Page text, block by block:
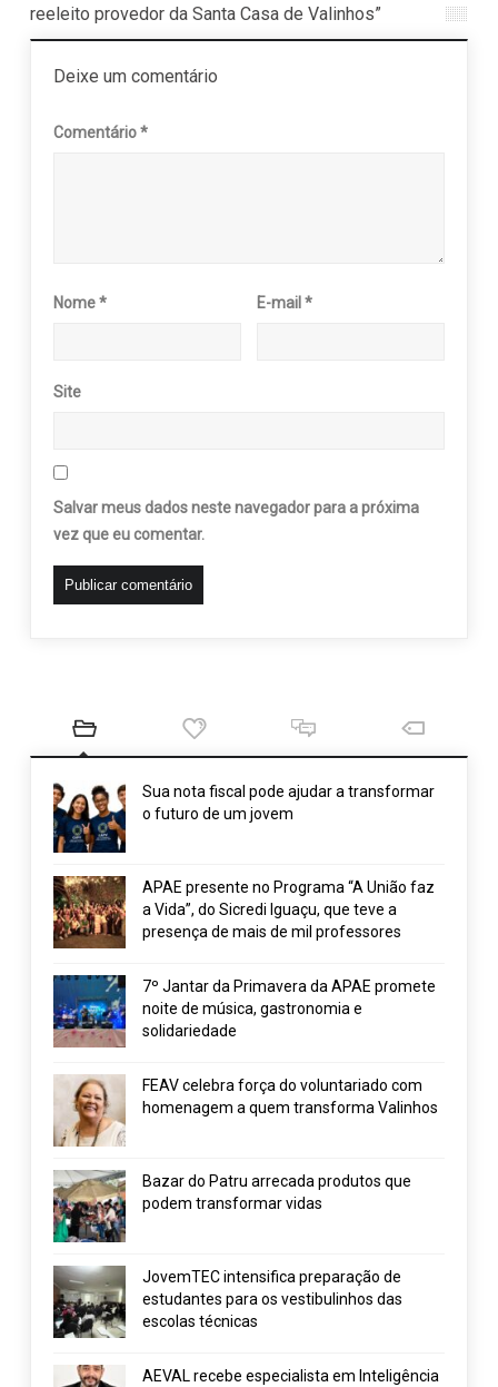
reeleito provedor da Santa Casa de Valinhos”
Deixe um comentário
Comentário*
Nome* E-mail*
Site
Salvar meus dados neste navegador para a próxima
vez que eu comentar.
Sua nota fiscal pode ajudar a transformar
o futuro de um jovem
APAE presente no Programa “A União faz
a Vida”, do Sicredi Iguaçu, que teve a
presença de mais de mil professores
7º Jantar da Primavera da APAE promete
noite de música, gastronomia e
solidariedade
FEAV celebra força do voluntariado com
homenagem a quem transforma Valinhos
Bazar do Patru arrecada produtos que
podem transformar vidas
JovemTEC intensifica preparação de
estudantes para os vestibulinhos das
escolas técnicas
AEVAL recebe especialista em Inteligência